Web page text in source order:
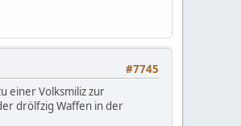
#7745
einer Volksmiliz zur
drölfzig Waffen in der